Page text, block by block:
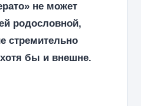
не может
родословной,
стремительно
бы и внешне.